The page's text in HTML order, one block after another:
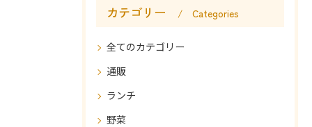
カテゴリー Categories
全てのカテゴリー
通販
ランチ
野菜